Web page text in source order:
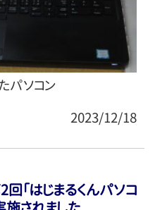
パソコン
2023/12/18
｢はじまるくんパソコ